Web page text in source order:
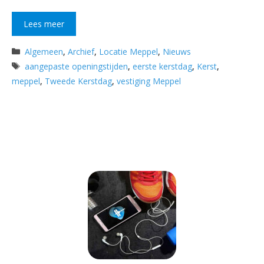
Lees meer
Categorieën
Algemeen,Archief, Locatie Meppel, Nieuws
Tags
aangepaste openingstijden,eerste kerstdag, Kerst,
meppel, Tweede Kerstdag, vestiging Meppel